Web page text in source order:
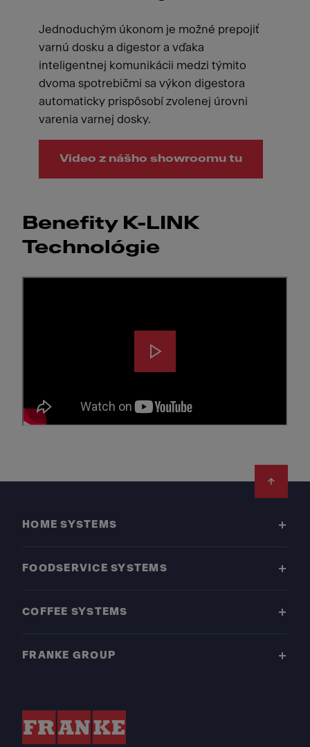
Jednoduchým úkonom je možné prepojiť
varnú dosku a digestor a vďaka
inteligentnej komunikácii medzi týmito
dvoma spotrebičmi sa výkon digestora
automaticky prispôsobí zvolenej úrovni
varenia varnej dosky.
Video z nášho showroomu tu
Benefity K-LINK
Technológie
HOME SYSTEMS
FOODSERVICE SYSTEMS
COFFEE SYSTEMS
FRANKE GROUP